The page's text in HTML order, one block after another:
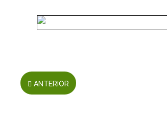
ANTERIOR